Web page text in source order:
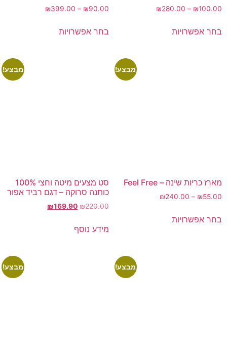
₪100.00
–
₪280.00
בחר אפשרויות
₪90.00
–
₪399.00
בחר אפשרויות
מבצע!
מארז כריות שינה – Feel Free
₪55.00
–
₪240.00
בחר אפשרויות
מבצע!
סט מצעים מיטה וחצי 100%
כותנה סרוקה – דגם רביד אפור
₪220.00
₪169.90
מידע נוסף
מבצע! מבצע!